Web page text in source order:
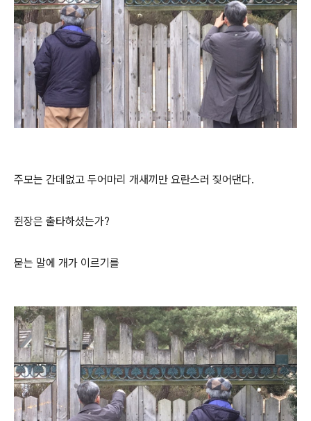
주모는 간데없고 두어마리 개새끼만 요란스러 짖어댄다.
쥔장은 출타하셨는가?
묻는 말에 개가 이르기를